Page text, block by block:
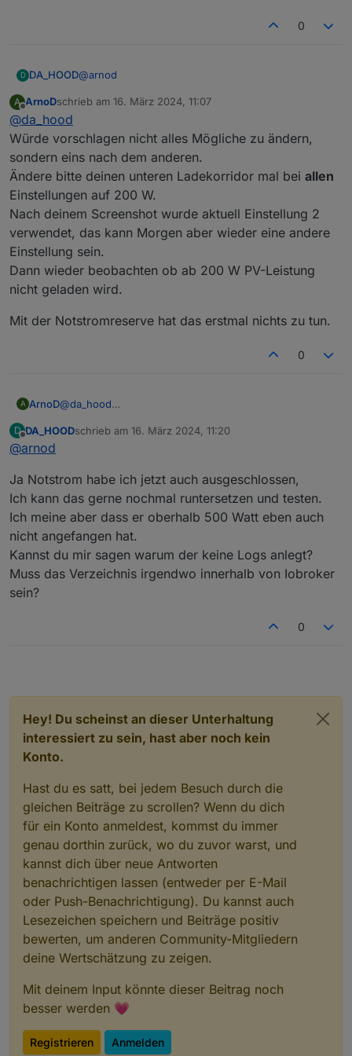
Er macht es leider heute wieder :/ Notstromreserve
0
D DA_HOOD@arnod
Daran liegt es aber nicht, hatte ich ja auch wie oben
A
Offline
ArnoDschrieb am 16. März 2024, 11:07
zuletzt editiert von
@da_hood
Würde vorschlagen nicht alles Mögliche zu ändern,
sondern eins nach dem anderen.
Ändere bitte deinen unteren Ladekorridor mal bei allen
Einstellungen auf 200 W.
Nach deinem Screenshot wurde aktuell Einstellung 2
verwendet, das kann Morgen aber wieder eine andere
Einstellung sein.
Dann wieder beobachten ob ab 200 W PV-Leistung
nicht geladen wird.
Mit der Notstromreserve hat das erstmal nichts zu tun.
0
A ArnoD@da_hood
sondern eins nach dem anderen.
Nach deinem Screenshot wurde aktuell Einstellung 2
verwendet, das kann Morgen aber wieder eine andere
Einstellung sein.
Dann wieder beobachten ob ab 200 W PV-Leistung
nicht geladen wird.
Mit der Notstromreserve hat das erstmal nichts zu tun.
D
Offline
DA_HOODschrieb am 16. März 2024, 11:20
zuletzt editiert von
@arnod
Ja Notstrom habe ich jetzt auch ausgeschlossen,
Ich kann das gerne nochmal runtersetzen und testen.
Ich meine aber dass er oberhalb 500 Watt eben auch
nicht angefangen hat.
Kannst du mir sagen warum der keine Logs anlegt?
Muss das Verzeichnis irgendwo innerhalb von Iobroker
sein?
0
Hey! Du scheinst an dieser Unterhaltung
interessiert zu sein, hast aber noch kein
Konto.
Hast du es satt, bei jedem Besuch durch die
gleichen Beiträge zu scrollen? Wenn du dich
für ein Konto anmeldest, kommst du immer
genau dorthin zurück, wo du zuvor warst, und
kannst dich über neue Antworten
benachrichtigen lassen (entweder per E-Mail
oder Push-Benachrichtigung). Du kannst auch
Lesezeichen speichern und Beiträge positiv
bewerten, um anderen Community-Mitgliedern
deine Wertschätzung zu zeigen.
Mit deinem Input könnte dieser Beitrag noch
besser werden 💗
Registrieren Anmelden